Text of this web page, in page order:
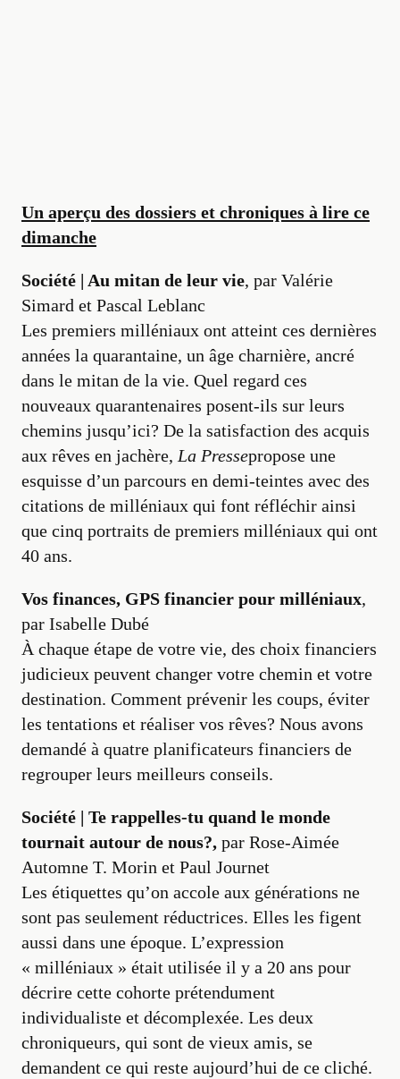
Un aperçu des dossiers et chroniques à lire ce
dimanche
Société | Au mitan de leur vie, par Valérie
Simard et Pascal Leblanc
Les premiers milléniaux ont atteint ces dernières
années la quarantaine, un âge charnière, ancré
dans le mitan de la vie. Quel regard ces
nouveaux quarantenaires posent-ils sur leurs
chemins jusqu’ici? De la satisfaction des acquis
aux rêves en jachère, La Pressepropose une
esquisse d’un parcours en demi-teintes avec des
citations de milléniaux qui font réfléchir ainsi
que cinq portraits de premiers milléniaux qui ont
40 ans.
Vos finances, GPS financier pour milléniaux,
par Isabelle Dubé
À chaque étape de votre vie, des choix financiers
judicieux peuvent changer votre chemin et votre
destination. Comment prévenir les coups, éviter
les tentations et réaliser vos rêves? Nous avons
demandé à quatre planificateurs financiers de
regrouper leurs meilleurs conseils.
Société | Te rappelles-tu quand le monde
tournait autour de nous?, par Rose-Aimée
Automne T. Morin et Paul Journet
Les étiquettes qu’on accole aux générations ne
sont pas seulement réductrices. Elles les figent
aussi dans une époque. L’expression
« milléniaux » était utilisée il y a 20 ans pour
décrire cette cohorte prétendument
individualiste et décomplexée. Les deux
chroniqueurs, qui sont de vieux amis, se
demandent ce qui reste aujourd’hui de ce cliché.